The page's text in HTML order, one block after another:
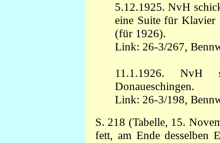
5.12.1925. NvH
eine Suite für Klavier
(für 1926).
Link: 26-3/267,
11.1.1926. NvH
Donaueschingen.
Link: 26-3/198,
S. 218 (Tabelle, 15.
fett, am Ende desselben